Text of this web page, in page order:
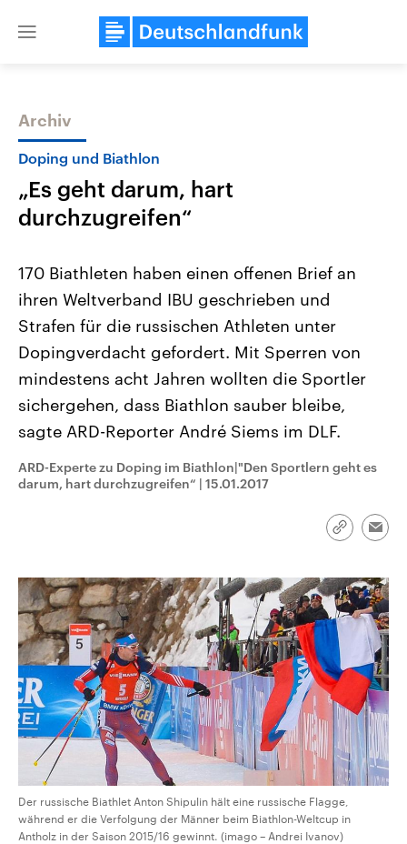
Close
Themen
Landtagswahl Sachsen-Anhalt
2026
Alle Informationen
Sachsen-Anhalt wählt am 6.
September 2026 einen neuen
Landtag. Seit 2021 wird das
Bundesland von einer Koalition aus
CDU, SPD und FDP regiert.-
Umfragen, Prognosen,
und Hintergründe zu den Parteien
und Kandidaten der anstehenden
Wahl.
USA
Aktuelle Beiträge,
Hintergründe
Wirtschaftlich und
gehören die Vereinigten
den mächtigsten Ländern
mit großem Einfluss auf
Sendungen Programm Podcasts
Archiv
Doping und Biathlon
„Es geht darum, hart
durchzugreifen“
170 Biathleten haben einen offenen Brief an
ihren Weltverband IBU geschrieben und
Strafen für die russischen Athleten unter
Dopingverdacht gefordert. Mit Sperren von
mindestens acht Jahren wollten die Sportler
sichergehen, dass Biathlon sauber bleibe,
sagte ARD-Reporter André Siems im DLF.
ARD-Experte zu Doping im Biathlon|"Den Sportlern geht es
darum, hart durchzugreifen“ | 15.01.2017
Link
Der russische Biathlet Anton Shipulin hält eine russische Flagge,
während er die Verfolgung der Männer beim Biathlon-Weltcup in
Antholz in der Saison 2015/16 gewinnt. (imago – Andrei Ivanov)